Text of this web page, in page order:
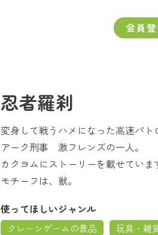
会員
忍者羅刹
変身して戦うハメになった高速パト
アーク刑事 激フレンズの一人。
カクヨムにストーリーを載せていま
モチーフは、獣。
使ってほしいジャンル
クレーンゲームの景品 玩具・雑